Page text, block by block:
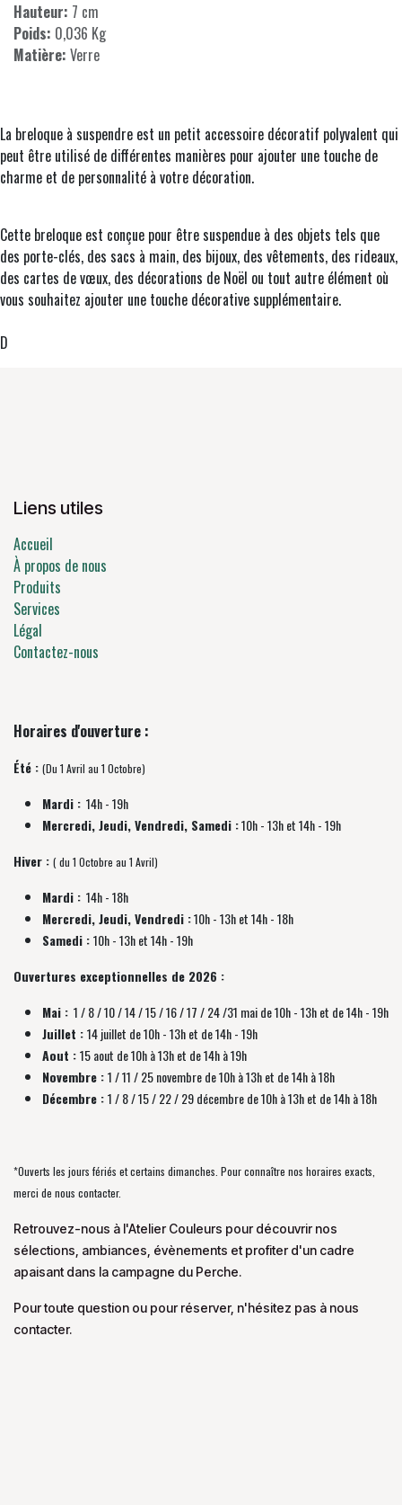
Hauteur: 7 cm
Poids: 0,036 Kg
Matière: Verre
La breloque à suspendre est un petit accessoire décoratif polyvalent qui
peut être utilisé de différentes manières pour ajouter une touche de
charme et de personnalité à votre décoration.
Cette breloque est conçue pour être suspendue à des objets tels que
des porte-clés, des sacs à main, des bijoux, des vêtements, des rideaux,
des cartes de vœux, des décorations de Noël ou tout autre élément où
vous souhaitez ajouter une touche décorative supplémentaire.
D
Liens utiles
Accueil
À propos de nous
Produits
Services
Légal
Contactez-nous
Horaires d'ouverture :
Été : (Du 1 Avril au 1 Octobre)
Mardi : 14h - 19h
Mercredi, Jeudi, Vendredi, Samedi :10h - 13h et 14h - 19h
Hiver : ( du 1 Octobre au 1 Avril)
Mardi : 14h - 18h
Mercredi, Jeudi, Vendredi :10h - 13h et 14h - 18h
Samedi :10h - 13h et 14h - 19h
Ouvertures exceptionnelles de 2026 :
Mai : 1 / 8 / 10 / 14 / 15 / 16 / 17 / 24 /31 mai de 10h - 13h et de 14h - 19h
Juillet :14 juillet de 10h - 13h et de 14h - 19h
Aout :15 aout de 10h à 13h et de 14h à 19h
Novembre :1 / 11 / 25 novembre de10h à 13h et de 14h à 18h
Décembre :1 / 8 / 15 / 22 / 29 décembrede10h à 13h et de 14h à 18h
*Ouverts les jours fériés et certains dimanches. Pour connaître nos horaires exacts,
merci de nous contacter.
Retrouvez-nous à l'Atelier Couleurs pour découvrir nos
sélections, ambiances, évènements et profiter d'un cadre
apaisant dans la campagne du Perche.
Pour toute question ou pour réserver, n'hésitez pas à nous
contacter.